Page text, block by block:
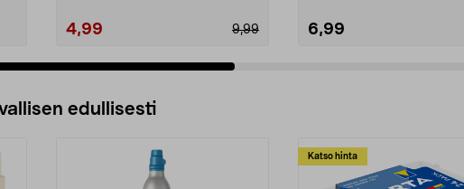
4,99 9,99 6,99
edullisesti
Katso hinta